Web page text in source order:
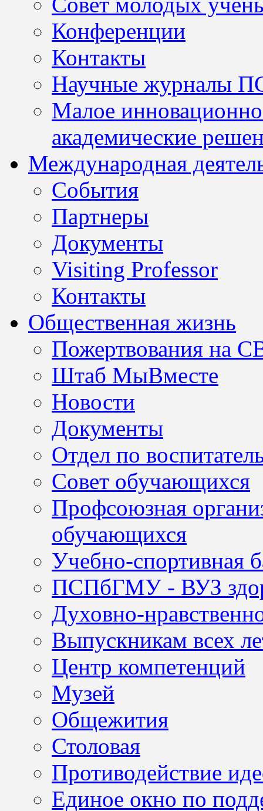
Конференции
Контакты
Научные журналы
Малое
академические
Международная
События
Партнеры
Документы
Visiting Professor
Контакты
Общественная жизнь
Пожертвования на
Штаб МыВместе
Новости
Документы
Отдел по
Совет обучающихся
Профсоюзная
обучающихся
Учебно-спортивная
ПСПбГМУ - ВУЗ
Духовно-
Выпускникам всех
Центр компетенций
Музей
Общежития
Столовая
Противодействие
Единое окно по